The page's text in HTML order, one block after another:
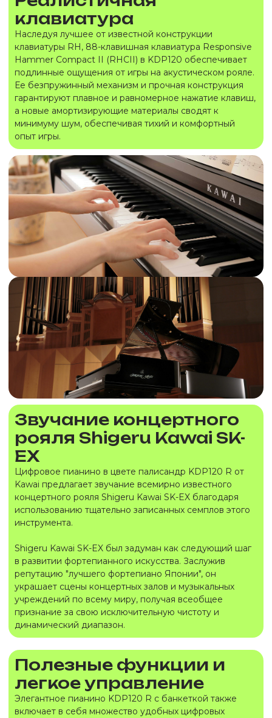
клавиатура
Наследуя лучшее от известной конструкции
клавиатуры RH, 88-клавишная клавиатура Responsive
Hammer Compact II (RHCII) в KDP120 обеспечивает
подлинные ощущения от игры на акустическом рояле.
Ее безпружинный механизм и прочная конструкция
гарантируют плавное и равномерное нажатие клавиш,
а новые амортизирующие материалы сводят к
минимуму шум, обеспечивая тихий и комфортный
опыт игры.
Звучание концертного
рояля Shigeru Kawai SK-
EX
Цифровое пианино в цвете палисандр KDP120 R от
Kawai предлагает звучание всемирно известного
концертного рояля Shigeru Kawai SK-EX благодаря
использованию тщательно записанных семплов этого
инструмента.
Shigeru Kawai SK-EX был задуман как следующий шаг
в развитии фортепианного искусства. Заслужив
репутацию "лучшего фортепиано Японии", он
украшает сцены концертных залов и музыкальных
учреждений по всему миру, получая всеобщее
признание за свою исключительную чистоту и
динамический диапазон.
Полезные функции и
легкое управление
Элегантное пианино KDP120 R с банкеткой также
включает в себя множество удобных цифровых